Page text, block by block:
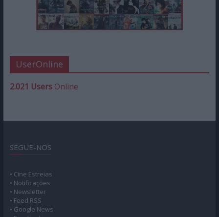
UserOnline
2.021 UsersOnline
SEGUE-NOS
• Cine Estreias
• Notificações
• Newsletter
• Feed RSS
• Google News